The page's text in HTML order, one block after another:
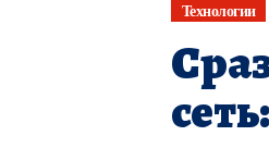
Технологии